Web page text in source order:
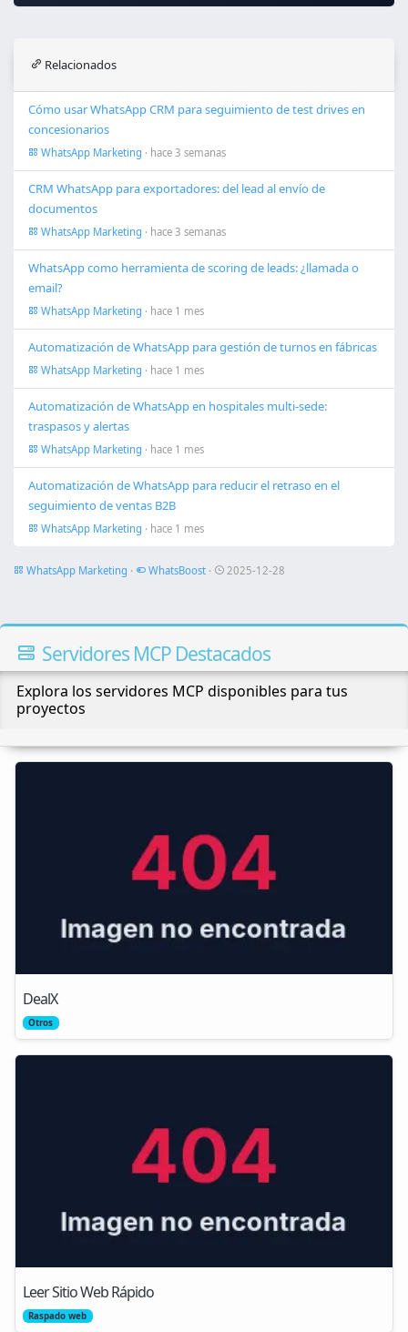
Relacionados
Cómo usar WhatsApp CRM para seguimiento de test drives en
concesionarios
WhatsApp Marketing · hace 3 semanas
CRM WhatsApp para exportadores: del lead al envío de
documentos
WhatsApp Marketing · hace 3 semanas
WhatsApp como herramienta de scoring de leads: ¿llamada o
email?
WhatsApp Marketing · hace 1 mes
Automatización de WhatsApp para gestión de turnos en fábricas
WhatsApp Marketing · hace 1 mes
Automatización de WhatsApp en hospitales multi-sede:
traspasos y alertas
WhatsApp Marketing · hace 1 mes
Automatización de WhatsApp para reducir el retraso en el
seguimiento de ventas B2B
WhatsApp Marketing · hace 1 mes
WhatsApp Marketing · WhatsBoost · 2025-12-28
Servidores MCP Destacados
Explora los servidores MCP disponibles para tus
proyectos
DealX
Otros
Leer Sitio Web Rápido
Raspado web